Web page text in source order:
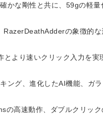
かな剛性と共に、59gの軽量
の象徴的
より速いクリック入力を実
ング、進化したAI機能、ガ
の高速動作、ダブルクリッ